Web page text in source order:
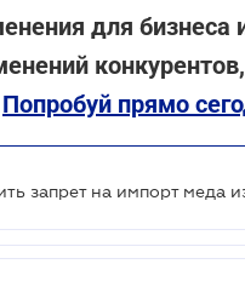
для бизнеса
Попробуй прямо